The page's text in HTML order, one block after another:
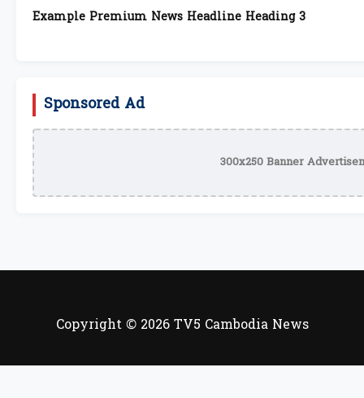
Example Premium News Headline Heading 3
Sponsored Ad
300x250 Banner
Copyright © 2026 TV5 Cambodia News